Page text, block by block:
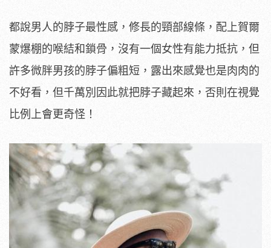
都說男人的脖子最性感，修長的頸部線條，配上賀爾
蒙爆棚的喉結和鎖骨，沒有一個女性有能力抵抗，但
許多微胖男孩的脖子偏粗短，露出來感覺也是肉肉的
不好看，但千萬別因此就把脖子藏起來，否則在視覺
比例上會更奇怪！